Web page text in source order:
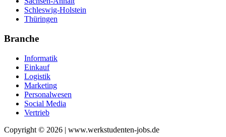
Schleswig-Holstein
Thüringen
Branche
Informatik
Einkauf
Logistik
Marketing
Personalwesen
Social Media
Vertrieb
Copyright © 2026 | www.werkstudenten-jobs.de